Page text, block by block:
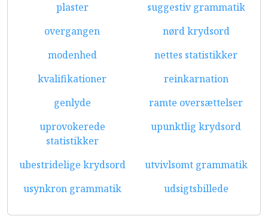
plaster
suggestiv grammatik
overgangen
nørd krydsord
modenhed
nettes statistikker
kvalifikationer
reinkarnation
genlyde
ramte oversættelser
uprovokerede
statistikker
upunktlig krydsord
ubestridelige krydsord
utvivlsomt grammatik
usynkron grammatik
udsigtsbillede